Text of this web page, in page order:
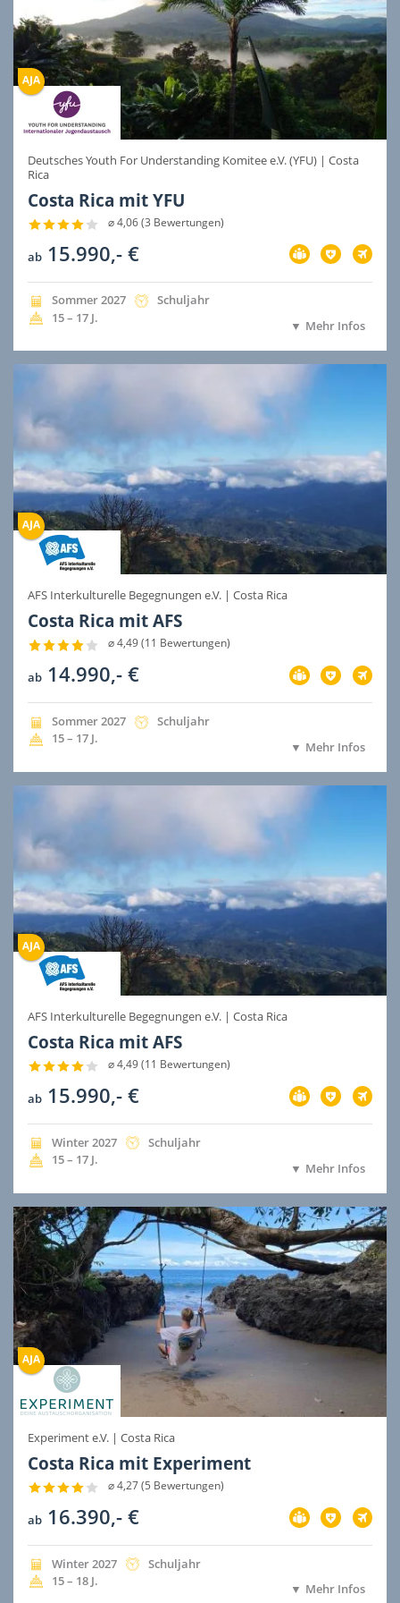
Deutsches Youth For Understanding Komitee e.V. (YFU) | Costa
Rica
Costa Rica mit YFU
⌀ 4,06 (3 Bewertungen)
ab 15.990,- €
Vorbereitung
im
Preis
Versicherung
im
Preis
Flug
im
Preis
Jahreszeit
der
Ausreise
Sommer Jahr
2027 Dauer
Schuljahr
Alter
15 – 17 J.
Mehr Infos
AFS Interkulturelle Begegnungen e.V. | Costa Rica
Costa Rica mit AFS
⌀ 4,49 (11 Bewertungen)
ab 14.990,- €
Vorbereitung
im
Preis
Versicherung
im
Preis
Flug
im
Preis
Jahreszeit
der
Ausreise
Sommer Jahr
2027 Dauer
Schuljahr
Alter
15 – 17 J.
Mehr Infos
AFS Interkulturelle Begegnungen e.V. | Costa Rica
Costa Rica mit AFS
⌀ 4,49 (11 Bewertungen)
ab 15.990,- €
Vorbereitung
im
Preis
Versicherung
im
Preis
Flug
im
Preis
Jahreszeit
der
Ausreise
Winter Jahr
der
Ausreise
2027 Dauer
Schuljahr
Alter
15 – 17 J.
Mehr Infos
Experiment e.V. | Costa Rica
Costa Rica mit Experiment
⌀ 4,27 (5 Bewertungen)
ab 16.390,- €
Vorbereitung
im
Preis
Versicherung
im
Preis
Flug
im
Preis
Jahreszeit
der
Ausreise
Winter Jahr
der
Ausreise
2027 Dauer
Schuljahr
Alter
15 – 18 J.
Mehr Infos